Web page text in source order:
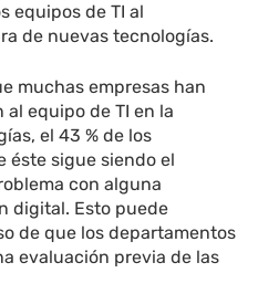
equipos de TI al
de nuevas tecnologías.
muchas empresas han
equipo de TI en la
el 43 % de los
éste sigue siendo el
con alguna
digital. Esto puede
de que los departamentos
evaluación previa de las